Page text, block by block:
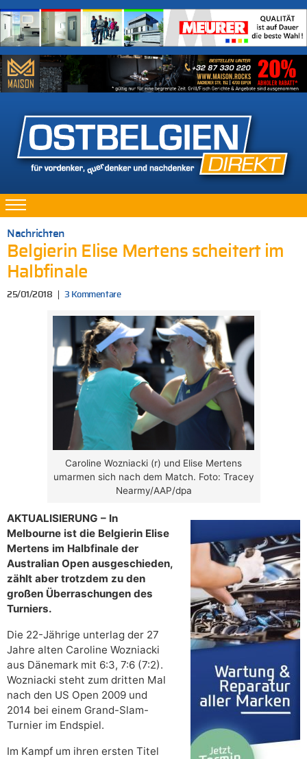
Nachrichten
Belgierin Elise Mertens scheitert im
Halbfinale
25/01/2018 3 Kommentare
Caroline Wozniacki (r) und Elise Mertens
umarmen sich nach dem Match. Foto: Tracey
Nearmy/AAP/dpa
AKTUALISIERUNG – In
Melbourne ist die Belgierin Elise
Mertens im Halbfinale der
Australian Open ausgeschieden,
zählt aber trotzdem zu den
großen Überraschungen des
Turniers.
Die 22-Jährige unterlag der 27
Jahre alten Caroline Wozniacki
aus Dänemark mit 6:3, 7:6 (7:2).
Wozniacki steht zum dritten Mal
nach den US Open 2009 und
2014 bei einem Grand-Slam-
Turnier im Endspiel.
Im Kampf um ihren ersten Titel